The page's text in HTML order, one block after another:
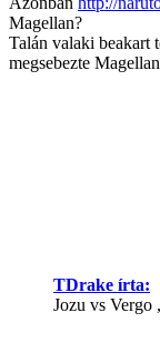
Magellan?
Talán valaki beakart
megsebezte
TDrake írta:
Jozu vs Vergo